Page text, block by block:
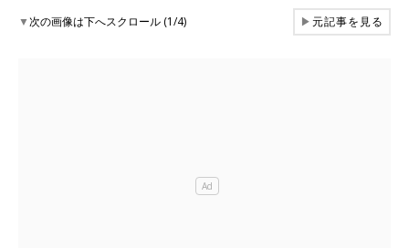
▼次の画像は下へスクロール (1/4) ▶元記事を見る